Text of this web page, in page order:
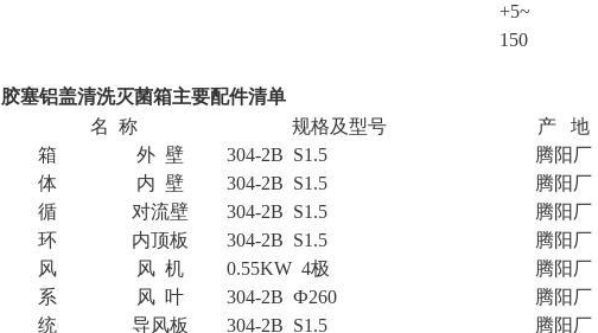
+5~
150
胶塞铝盖清洗灭菌箱主要配件清单
名 称
规格及型号 产
地
箱
体
外 壁 304-2B S1.5
腾阳厂
内 壁
304-2B S1.5
腾阳厂
循
环
风
系
统
对流壁 304-2B S1.5
腾阳厂
内顶板
304-2B S1.5
腾阳厂
风 机
0.55KW 4极
腾阳厂
风 叶
304-2B Ф260
腾阳厂
导风板
304-2B S1.5
腾阳厂